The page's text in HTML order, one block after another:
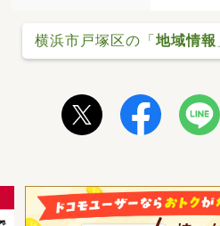
横浜市戸塚区の「地域情報